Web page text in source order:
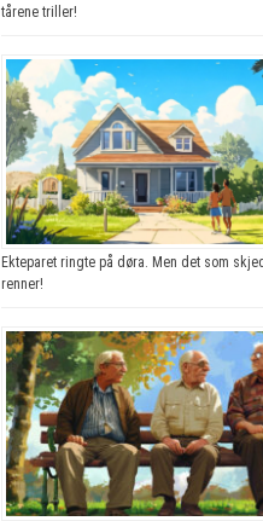
tårene triller!
Ekteparet ringte på døra. Men det som
renner!